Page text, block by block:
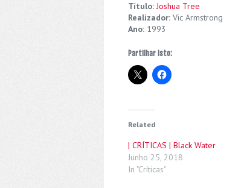
Título: Joshua Tree
Realizador: Vic Armstrong
Ano: 1993
Partilhar isto:
Related
| CRÍTICAS | Black Water
Junho 25, 2018
In "Críticas"